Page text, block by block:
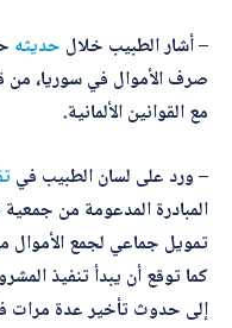
– أشار الطبيب خلال حديثه
صرف الأموال في سوريا، من
مع القوانين الألمانية.
– ورد على لسان الطبيب في
المبادرة المدعومة من
إلى حدوث تأخير عدة مرات